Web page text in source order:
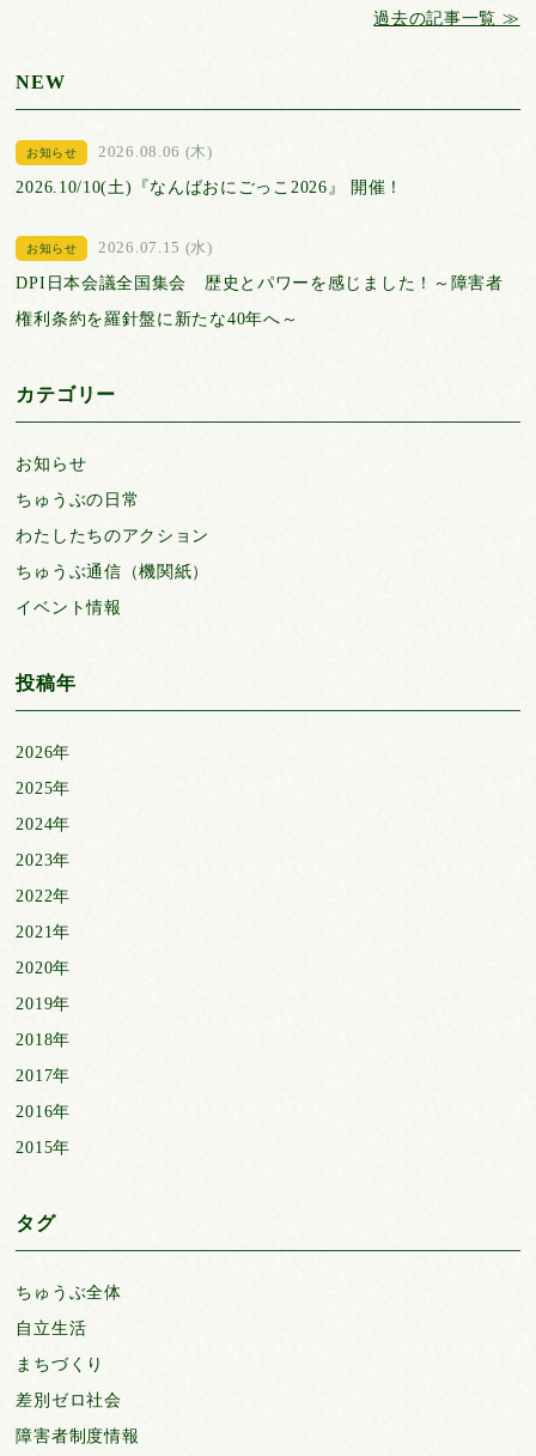
過去の記事一覧 ≫
NEW
お知らせ
2026.08.06 (木)
2026.10/10(土)『なんばおにごっこ2026』 開催！
お知らせ
2026.07.15 (水)
DPI日本会議全国集会 歴史とパワーを感じました！～障害者
権利条約を羅針盤に新たな40年へ～
カテゴリー
お知らせ
ちゅうぶの日常
わたしたちのアクション
ちゅうぶ通信（機関紙）
イベント情報
投稿年
2026年
2025年
2024年
2023年
2022年
2021年
2020年
2019年
2018年
2017年
2016年
2015年
タグ
ちゅうぶ全体
自立生活
まちづくり
差別ゼロ社会
障害者制度情報